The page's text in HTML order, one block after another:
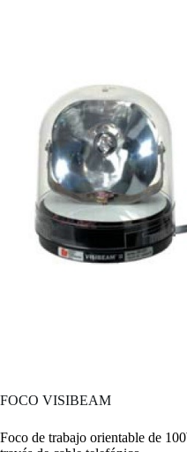
FOCO VISIBEAM
Foco de trabajo orientable de